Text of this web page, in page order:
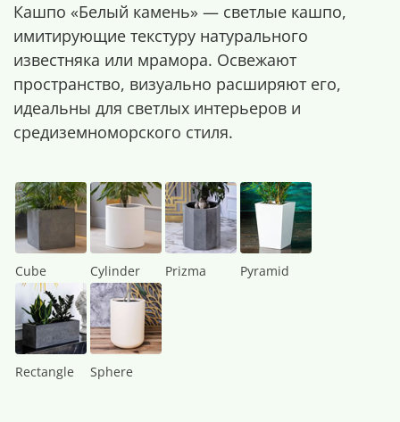
Кашпо «Белый камень» — светлые кашпо,
имитирующие текстуру натурального
известняка или мрамора. Освежают
пространство, визуально расширяют его,
идеальны для светлых интерьеров и
средиземноморского стиля.
Cube Cylinder Prizma Pyramid
Rectangle Sphere